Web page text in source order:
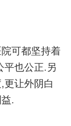
可都坚持着
平也公正.另
更让外阴白
.